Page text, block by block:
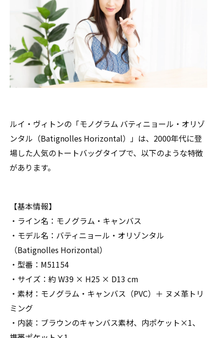
ルイ・ヴィトンの「モノグラム バティニョール・オリゾ
ンタル（Batignolles Horizontal）」は、2000年代に登
場した人気のトートバッグタイプで、以下のような特徴
があります。
【基本情報】
・ライン名：モノグラム・キャンバス
・モデル名：バティニョール・オリゾンタル
（Batignolles Horizontal）
・型番：M51154
・サイズ：約 W39 × H25 × D13 cm
・素材：モノグラム・キャンバス（PVC）＋ ヌメ革トリ
ミング
・内装：ブラウンのキャンバス素材、内ポケット×1、